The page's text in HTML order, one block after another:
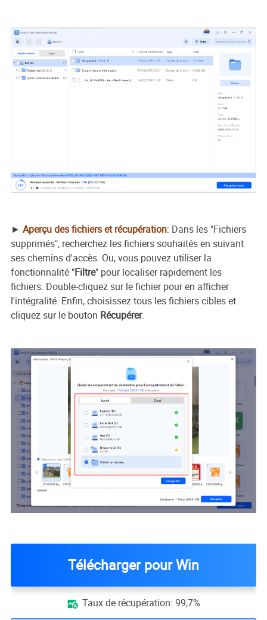
► Aperçu des fichiers et récupération: Dans les "Fichiers
supprimés", recherchez les fichiers souhaités en suivant
ses chemins d'accès. Ou, vous pouvez utiliser la
fonctionnalité "Filtre" pour localiser rapidement les
fichiers. Double-cliquez sur le fichier pour en afficher
l'intégralité. Enfin, choisissez tous les fichiers cibles et
cliquez sur le bouton Récupérer.
Télécharger pour Win
 Taux de récupération: 99,7%